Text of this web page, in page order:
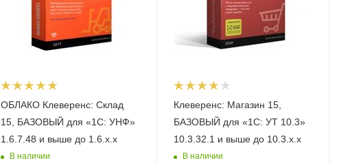
ОБЛАКО Клеверенс: Склад
15, БАЗОВЫЙ для «1С: УНФ»
1.6.7.48 и выше до 1.6.x.x
В наличии
Клеверенс: Магазин 15,
БАЗОВЫЙ для «1С: УТ 10.3»
10.3.32.1 и выше до 10.3.x.x
В наличии